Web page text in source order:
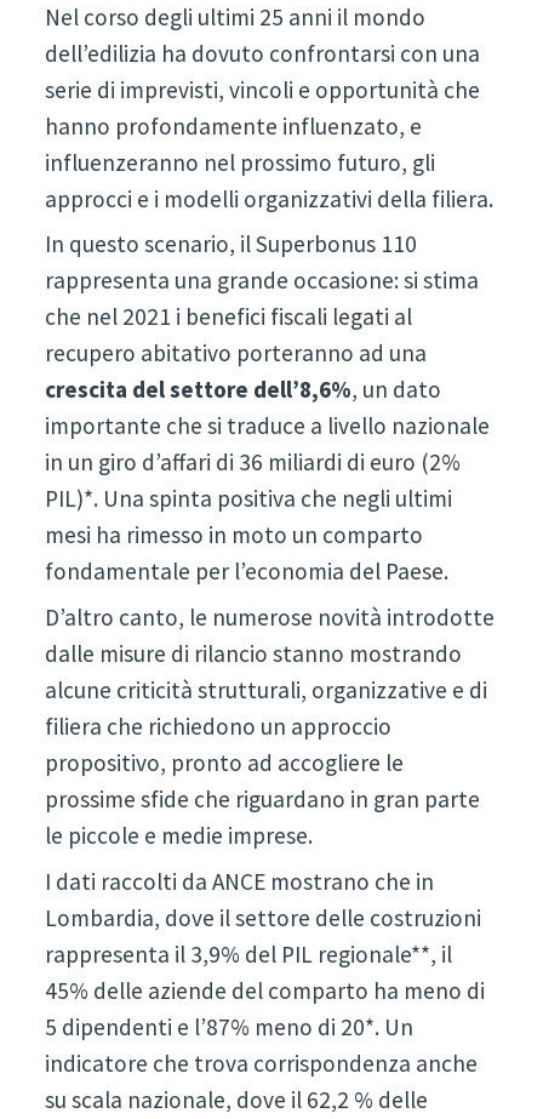
Nel corso degli ultimi 25 anni il mondo
dell’edilizia ha dovuto confrontarsi con una
serie di imprevisti, vincoli e opportunità che
hanno profondamente influenzato, e
influenzeranno nel prossimo futuro, gli
approcci e i modelli organizzativi della filiera.
In questo scenario, il Superbonus 110
rappresenta una grande occasione: si stima
che nel 2021 i benefici fiscali legati al
recupero abitativo porteranno ad una
crescita del settore dell’8,6%, un dato
importante che si traduce a livello nazionale
in un giro d’affari di 36 miliardi di euro (2%
PIL)*. Una spinta positiva che negli ultimi
mesi ha rimesso in moto un comparto
fondamentale per l’economia del Paese.
D’altro canto, le numerose novità introdotte
dalle misure di rilancio stanno mostrando
alcune criticità strutturali, organizzative e di
filiera che richiedono un approccio
propositivo, pronto ad accogliere le
prossime sfide che riguardano in gran parte
le piccole e medie imprese.
I dati raccolti da ANCE mostrano che in
Lombardia, dove il settore delle costruzioni
rappresenta il 3,9% del PIL regionale**, il
45% delle aziende del comparto ha meno di
5 dipendenti e l’87% meno di 20*. Un
indicatore che trova corrispondenza anche
su scala nazionale, dove il 62,2 % delle